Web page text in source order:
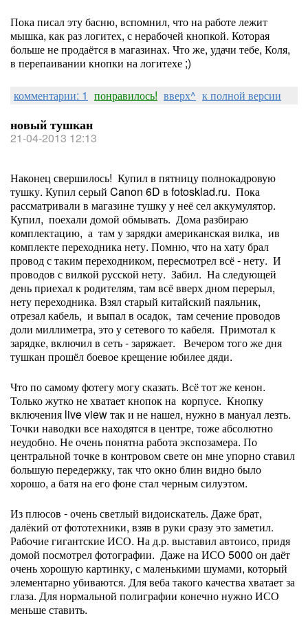
Пока писал эту басню, вспомнил, что на работе лежит
мышка, как раз логитех, с нерабочей кнопкой. Которая
больше не продаётся в магазинах. Что же, удачи тебе, Коля,
в перепаивании кнопки на логитехе ;)
комментарии: 1 понравилось! вверх^ к полной версии
новый тушкан
21-04-2013 12:13
Наконец свершилось! Купил в пятницу полнокадровую
тушку. Купил серый Canon 6D в fotosklad.ru. Пока
рассматривали в магазине тушку у неё сел аккумулятор.
Купил, поехали домой обмывать. Дома разбираю
комплектацию, а там у зарядки американская вилка, ив
комплекте переходника нету. Помню, что на хату брал
провод с таким переходником, пересмотрел всё - нету. И
проводов с вилкой русской нету. Забил. На следующей
день приехал к родителям, там всё вверх дном перерыл,
нету переходника. Взял старый китайский паяльник,
отрезал кабель, и выпал в осадок, там сечение проводов
доли миллиметра, это у сетевого то кабеля. Примотал к
зарядке, включил в сеть - заряжает. Вечером того же дня
тушкан прошёл боевое крещение юбилее дяди.
Что по самому фотегу могу сказать. Всё тот же кенон.
Только жутко не хватает кнопок на корпусе. Кнопку
включения live view так и не нашел, нужно в мануал лезть.
Точки наводки все находятся в центре, тоже абсолютно
неудобно. Не очень понятна работа экспозамера. По
центральной точке в контровом свете он мне упорно ставил
большую передержку, так что окно блин видно было
хорошо, а батя на его фоне стал черным силуэтом.
Из плюсов - очень светлый видоискатель. Даже брат,
далёкий от фототехники, взяв в руки сразу это заметил.
Рабочие гигантские ИСО. На д.р. выставил автоисо, придя
домой посмотрел фотографии. Даже на ИСО 5000 он даёт
очень хорошую картинку, с маленькими шумами, который
элементарно убиваются. Для веба такого качества хватает за
глаза. Для нормальной полиграфии конечно нужно ИСО
меньше ставить.